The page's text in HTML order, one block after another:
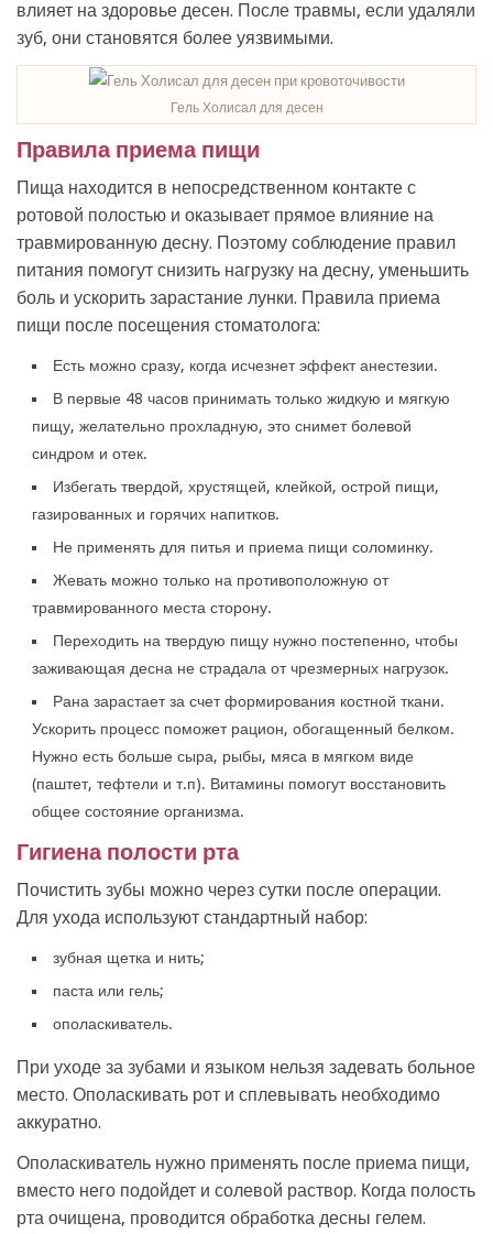
влияет на здоровье десен. После травмы, если удаляли
зуб, они становятся более уязвимыми.
Гель Холисал для десен
Правила приема пищи
Пища находится в непосредственном контакте с
ротовой полостью и оказывает прямое влияние на
травмированную десну. Поэтому соблюдение правил
питания помогут снизить нагрузку на десну, уменьшить
боль и ускорить зарастание лунки. Правила приема
пищи после посещения стоматолога:
Есть можно сразу, когда исчезнет эффект анестезии.
В первые 48 часов принимать только жидкую и мягкую
пищу, желательно прохладную, это снимет болевой
синдром и отек.
Избегать твердой, хрустящей, клейкой, острой пищи,
газированных и горячих напитков.
Не применять для питья и приема пищи соломинку.
Жевать можно только на противоположную от
травмированного места сторону.
Переходить на твердую пищу нужно постепенно, чтобы
заживающая десна не страдала от чрезмерных нагрузок.
Рана зарастает за счет формирования костной ткани.
Ускорить процесс поможет рацион, обогащенный белком.
Нужно есть больше сыра, рыбы, мяса в мягком виде
(паштет, тефтели и т.п). Витамины помогут восстановить
общее состояние организма.
Гигиена полости рта
Почистить зубы можно через сутки после операции.
Для ухода используют стандартный набор:
зубная щетка и нить;
паста или гель;
ополаскиватель.
При уходе за зубами и языком нельзя задевать больное
место. Ополаскивать рот и сплевывать необходимо
аккуратно.
Ополаскиватель нужно применять после приема пищи,
вместо него подойдет и солевой раствор. Когда полость
рта очищена, проводится обработка десны гелем.